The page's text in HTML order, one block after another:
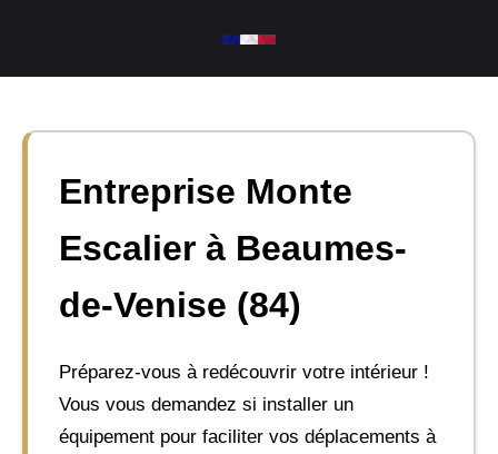
contenu
Entreprise Monte
Escalier à Beaumes-
de-Venise (84)
Préparez-vous à redécouvrir votre intérieur !
Vous vous demandez si installer un
équipement pour faciliter vos déplacements à